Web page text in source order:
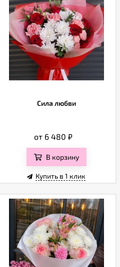
Сила любви
от 6 480 ₽
В корзину
Купить в 1 клик